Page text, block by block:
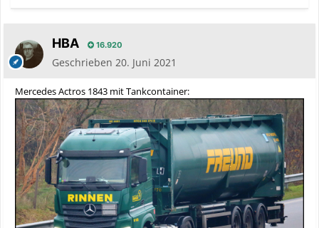
HBA 16.920
Geschrieben 20. Juni 2021
Mercedes Actros 1843 mit Tankcontainer: